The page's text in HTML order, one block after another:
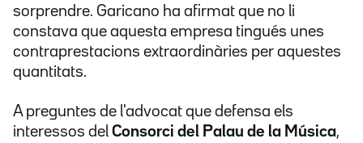
sorprendre. Garicano ha afirmat que no li
constava que aquesta empresa tingués unes
contraprestacions extraordinàries per aquestes
quantitats.
A preguntes de l'advocat que defensa els
interessos del Consorci del Palau de la Música,